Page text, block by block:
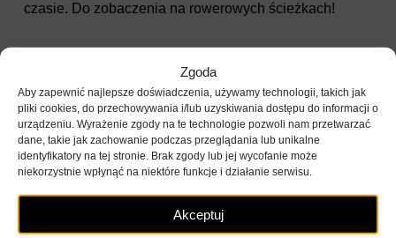
Zgoda
Aby zapewnić najlepsze doświadczenia, używamy technologii, takich jak
pliki cookies, do przechowywania i/lub uzyskiwania dostępu do informacji o
urządzeniu. Wyrażenie zgody na te technologie pozwoli nam przetwarzać
dane, takie jak zachowanie podczas przeglądania lub unikalne
identyfikatory na tej stronie. Brak zgody lub jej wycofanie może
niekorzystnie wpłynąć na niektóre funkcje i działanie serwisu.
Akceptuj
czasie. Do zobaczenia na rowerowych ścieżkach!